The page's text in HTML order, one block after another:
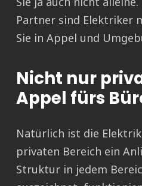
Partner sind Elektriker
Sie in Appel und
Nicht nur
Appel fürs
Natürlich ist die
privaten Bereich ein
Struktur in jedem